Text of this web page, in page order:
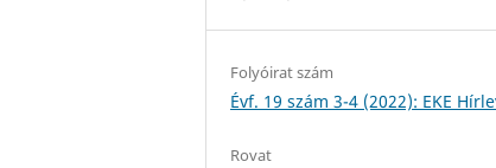
Folyóirat szám
Évf. 19 szám 3-4 (2022): EKE
Rovat